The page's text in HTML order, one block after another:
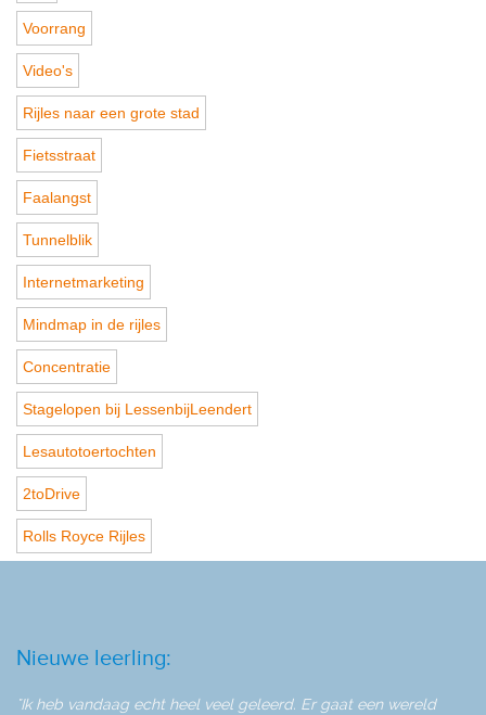
Voorrang
Video's
Rijles naar een grote stad
Fietsstraat
Faalangst
Tunnelblik
Internetmarketing
Mindmap in de rijles
Concentratie
Stagelopen bij LessenbijLeendert
Lesautotoertochten
2toDrive
Rolls Royce Rijles
Nieuwe leerling:
"Ik heb vandaag echt heel veel geleerd. Er gaat een wereld